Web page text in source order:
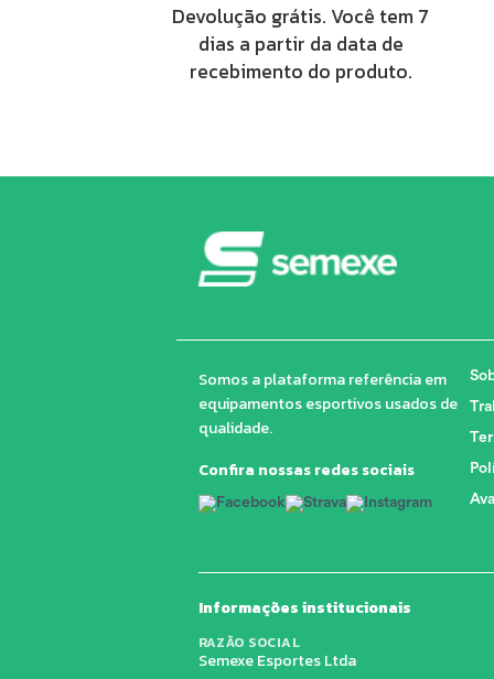
Devolução grátis. Você tem 7
dias a partir da data de
recebimento do produto.
Somos a plataforma referência em
equipamentos esportivos usados de
qualidade.
Confira nossas redes sociais
Informações institucionais
RAZÃO SOCIAL
Semexe Esportes Ltda